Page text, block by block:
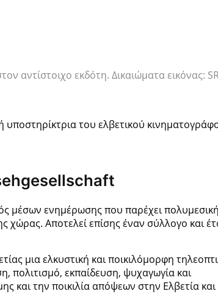
αντίστοιχο εκδότη. Δικαιώματα εικόνας:
του ελβετικού
μέσων ενημέρωσης που παρέχει πολυμεσική
χώρας. Αποτελεί επίσης έναν σύλλογο και
μια ελκυστική και ποικιλόμορφη
πολιτισμό, εκπαίδευση, ψυχαγωγία και
την ποικιλία απόψεων στην Ελβετία και